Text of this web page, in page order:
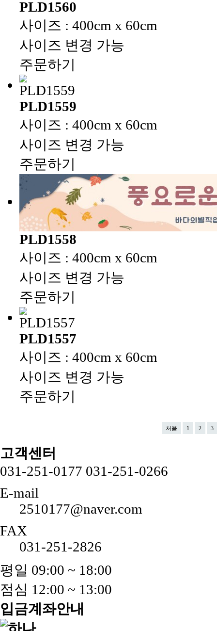
PLD1560
사이즈 : 400cm x 60cm
사이즈 변경 가능
주문하기
PLD1559
사이즈 : 400cm x 60cm
사이즈 변경 가능
주문하기
PLD1558
사이즈 : 400cm x 60cm
사이즈 변경 가능
주문하기
PLD1557
사이즈 : 400cm x 60cm
사이즈 변경 가능
주문하기
처음 1 2 3
고객센터
031-251-0177 031-251-0266
E-mail
2510177@naver.com
FAX
031-251-2826
평일 09:00 ~ 18:00
점심 12:00 ~ 13:00
입금계좌안내